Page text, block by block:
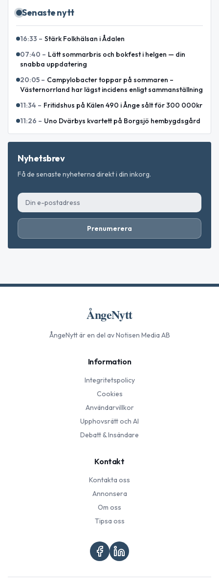
Senaste nytt
16:33 – Stärk Folkhälsan i Ådalen
07:40 – Lätt sommarbris och bokfest i helgen — din
snabba uppdatering
20:05 – Campylobacter toppar på sommaren –
Västernorrland har lägst incidens enligt sammanställning
11:34 – Fritidshus på Kälen 490 i Ånge sålt för 300 000kr
11:26 – Uno Dvärbys kvartett på Borgsjö hembygdsgård
Nyhetsbrev
Få de senaste nyheterna direkt i din inkorg.
Prenumerera
ÅngeNytt
ÅngeNyttär en del av Notisen Media AB
Information
Integritetspolicy
Cookies
Användarvillkor
Upphovsrätt och AI
Debatt & Insändare
Kontakt
Kontakta oss
Annonsera
Om oss
Tipsa oss